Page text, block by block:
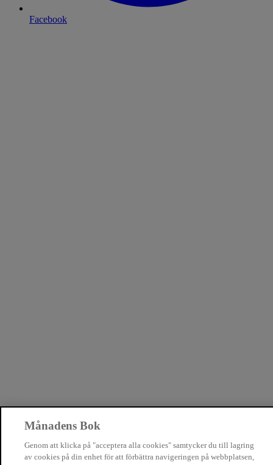
Facebook
Månadens Bok
Genom att klicka på "acceptera alla cookies" samtycker du till lagring
av cookies på din enhet för att förbättra navigeringen på webbplatsen,